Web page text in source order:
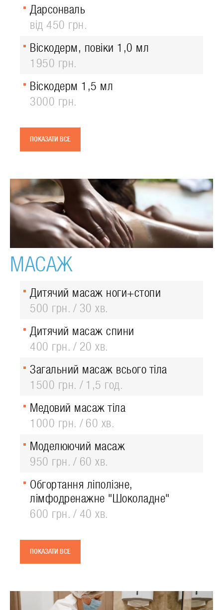
Дарсонваль
від 450 грн.
Віскодерм, повіки 1,0 мл
1950 грн.
Віскодерм 1,5 мл
3000 грн.
ПОКАЗАТИ ВСЕ
МАСАЖ
Дитячий масаж ноги+стопи
500 грн.
30 хв.
Дитячий масаж спини
400 грн.
20 хв.
Загальний масаж всього тіла
1500 грн.
1,5 год.
Медовий масаж тіла
1000 грн.
60 хв.
Моделюючий масаж
950 грн.
60 хв.
Обгортання ліполізне,
лімфодренажне "Шоколадне"
600 грн.
40 хв.
ПОКАЗАТИ ВСЕ